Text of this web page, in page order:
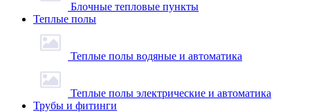
Блочные тепловые пункты
Теплые полы
Теплые полы водяные и автоматика
Теплые полы электрические и автоматика
Трубы и фитинги